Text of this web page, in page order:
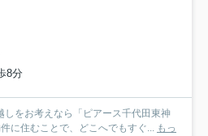
8分
をお考えなら「ピアース千代田東神
に住むことで、どこへでもすぐ... もっ